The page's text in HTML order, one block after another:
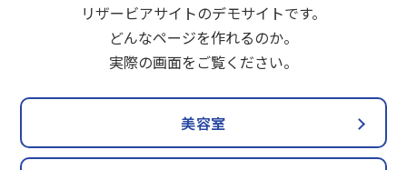
リザービアサイトのデモサイトです。
どんなページを作れるのか。
実際の画面をご覧ください。
美容室